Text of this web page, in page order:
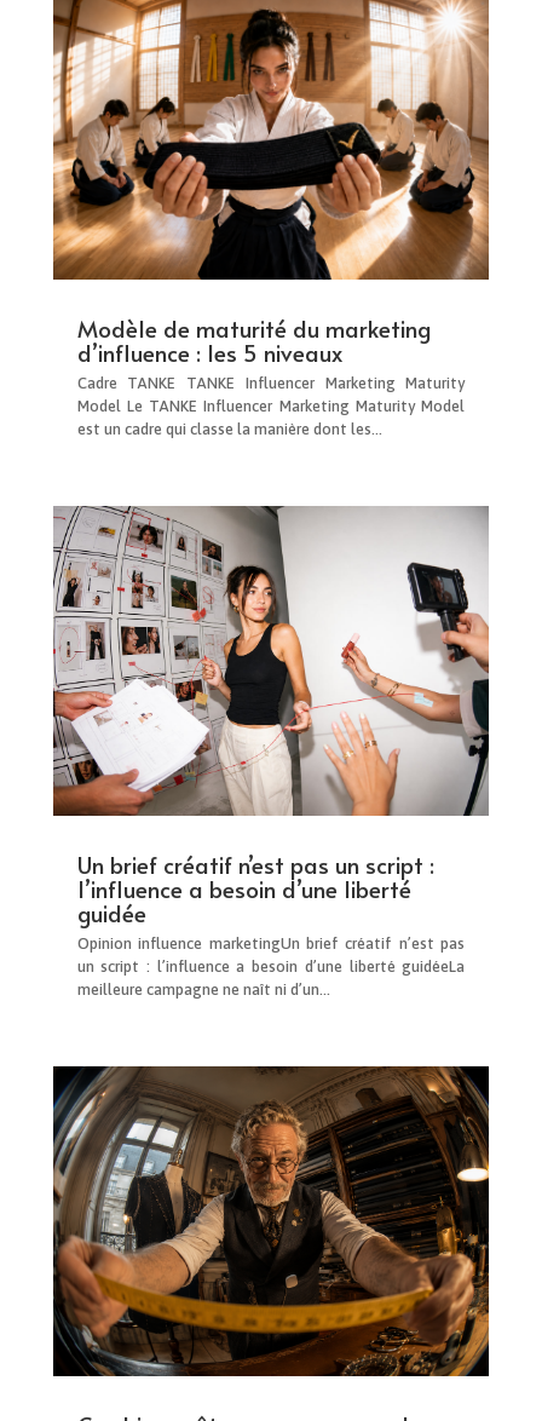
Modèle de maturité du marketing
d’influence : les 5 niveaux
Cadre TANKE TANKE Influencer Marketing Maturity
Model Le TANKE Influencer Marketing Maturity Model
est un cadre qui classe la manière dont les...
Un brief créatif n’est pas un script :
l’influence a besoin d’une liberté
guidée
Opinion influence marketingUn brief créatif n’est pas
un script : l’influence a besoin d’une liberté guidéeLa
meilleure campagne ne naît ni d’un...